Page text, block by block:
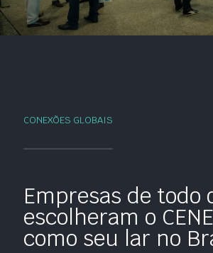
CONEXÕES GLOBAIS
Empresas de todo
escolheram o
como seu lar no